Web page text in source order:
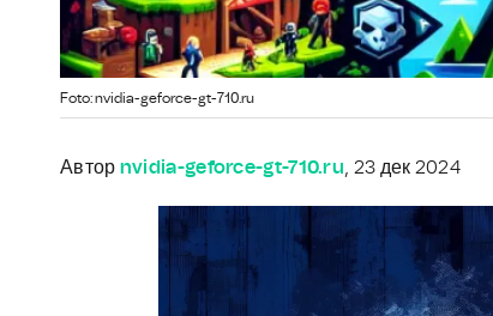
Foto: nvidia-geforce-gt-710.ru
Автор nvidia-geforce-gt-710.ru, 23 дек 2024